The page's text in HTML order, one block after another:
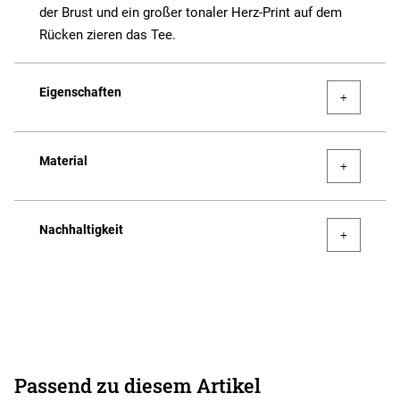
der Brust und ein großer tonaler Herz-Print auf dem
Rücken zieren das Tee.
Eigenschaften
Material
Nachhaltigkeit
Passend zu diesem Artikel